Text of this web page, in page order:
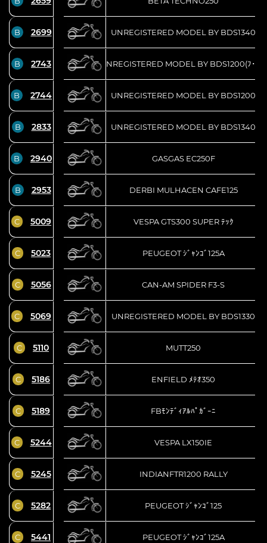
B 2699 UNREGISTERED MODEL BY BDS1340
B 2743 UNREGISTERED MODEL BY BDS1200(ﾌ･ﾀﾞ)
B 2744 UNREGISTERED MODEL BY BDS1200
B 2833 UNREGISTERED MODEL BY BDS1340
B 2940 GASGAS EC250F
B 2953 DERBI MULHACEN CAFE125
C 5009 VESPA GTS300 SUPER ﾃｯｸ
C 5023 PEUGEOT ｼﾞｬﾝｺﾞ125A
C 5056 CAN-AM SPIDER F3-S
C 5069 UNREGISTERED MODEL BY BDS1330
C 5110 MUTT250
C 5186 ENFIELD ﾒﾃｵ350
C 5189 FBﾓﾝﾃﾞｨｱﾙﾊﾟｶﾞｰﾆ
C 5244 VESPA LX150IE
C 5245 INDIANFTR1200 RALLY
C 5282 PEUGEOT ｼﾞｬﾝｺﾞ125
C 5441 PEUGEOT ｼﾞｬﾝｺﾞ125A